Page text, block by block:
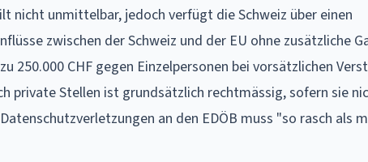
nicht unmittelbar, jedoch verfügt die Schweiz über einen
zwischen der Schweiz und der EU ohne zusätzliche
250.000 CHF gegen Einzelpersonen bei vorsätzlichen
private Stellen ist grundsätzlich rechtmässig, sofern sie
an den EDÖB muss "so rasch als